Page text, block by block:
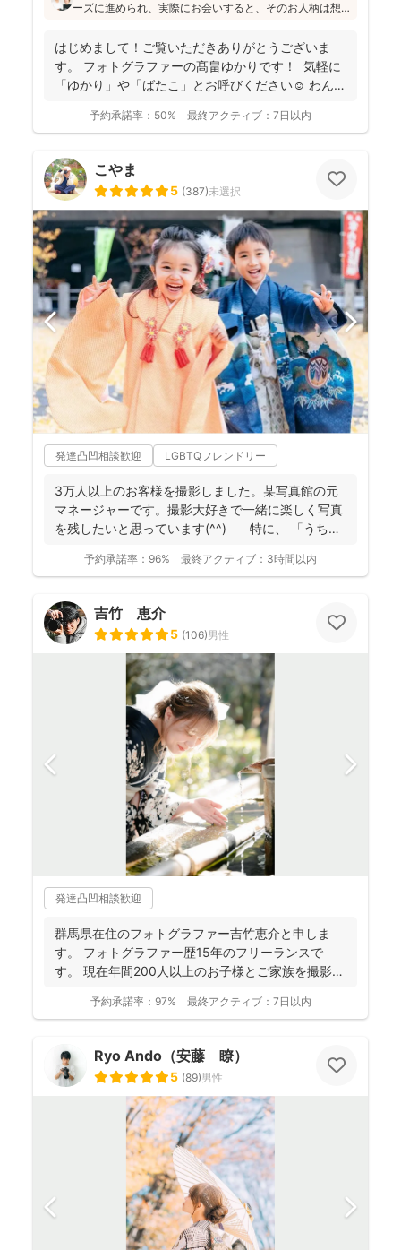
ーズに進められ、実際にお会いすると、そのお人柄は想
フォトの研修をしっかり受講され、ウェディング業界経
験もあり、赤ちゃんから大人まで安心してお写りいただ
けます♪
はじめまして！ご覧いただきありがとうございま
す。 フォトグラファーの髙畠ゆかりです！ 気軽に
「ゆかり」や「ばたこ」とお呼びください☺︎ わんぱ
予約承諾率： 50% 最終アクティブ： 7日以内
こやま
5 (387)未選択
発達凸凹相談歓迎 LGBTQフレンドリー
3万人以上のお客様を撮影しました。某写真館の元
マネージャーです。撮影大好きで一緒に楽しく写真
を残したいと思っています(^^) 特に、 「うち
予約承諾率： 96% 最終アクティブ： 3時間以内
吉竹 恵介
5 (106)男性
発達凸凹相談歓迎
群馬県在住のフォトグラファー吉竹恵介と申しま
す。 フォトグラファー歴15年のフリーランスで
す。 現在年間200人以上のお子様とご家族を撮影し
予約承諾率： 97% 最終アクティブ： 7日以内
Ryo Ando（安藤 瞭）
5 (89)男性